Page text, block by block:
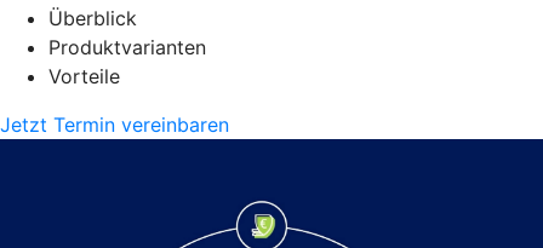
Überblick
Produktvarianten
Vorteile
Jetzt Termin vereinbaren